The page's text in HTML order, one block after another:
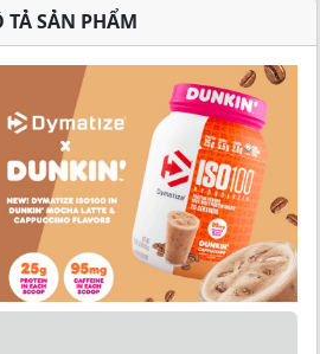
TẢ SẢN PHẨM